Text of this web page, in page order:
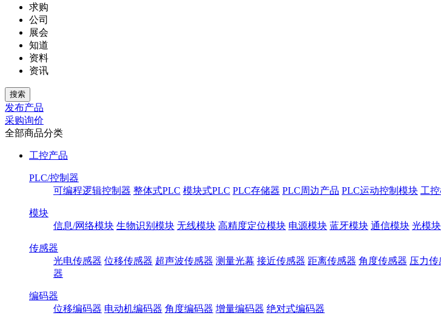
求购
公司
展会
知道
资料
资讯
发布产品
采购询价
全部商品分类
工控产品
PLC/控制器
可编程逻辑控制器 整体式PLC 模块式PLC PLC存储器 PLC周边产品 PLC运动控制模块 工
模块
信息/网络模块 生物识别模块 无线模块 高精度定位模块 电源模块 蓝牙模块 通信模块 光模块
传感器
光电传感器 位移传感器 超声波传感器 测量光幕 接近传感器 距离传感器 角度传感器 压力传
器
编码器
位移编码器 电动机编码器 角度编码器 增量编码器 绝对式编码器